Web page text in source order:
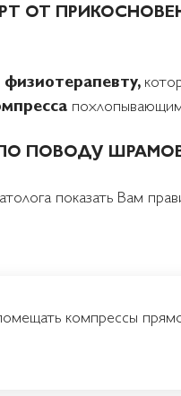
ОТ
ПОВОДУ
показать Вам
компрессы